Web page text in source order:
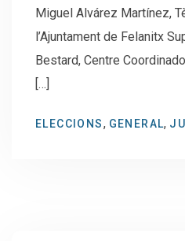
Miguel Alvárez Martínez,
l’Ajuntament de Felanitx
Bestard, Centre
[…]
ELECCIONS, GENERAL,